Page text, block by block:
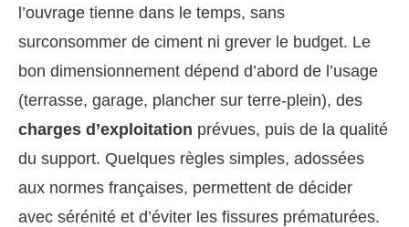
l’ouvrage tienne dans le temps, sans
surconsommer de ciment ni grever le budget. Le
bon dimensionnement dépend d’abord de l’usage
(terrasse, garage, plancher sur terre-plein), des
charges d’exploitation prévues, puis de la qualité
du support. Quelques règles simples, adossées
aux normes françaises, permettent de décider
avec sérénité et d’éviter les fissures prématurées.